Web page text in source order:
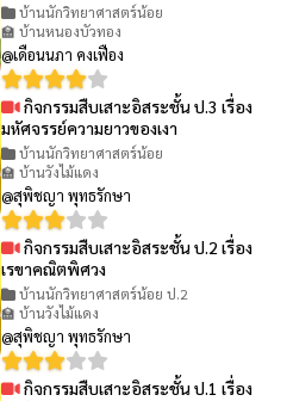
บ้านนักวิทยาศาสตร์น้อย
🏫 บ้านหนองบัวทอง
@เดือนนภา คงเฟือง
กิจกรรมสืบเสาะอิสระชั้น ป.3 เรื่อง
มหัศจรรย์ความยาวของเงา
บ้านนักวิทยาศาสตร์น้อย
🏫 บ้านวังไม้แดง
@สุพิชญา พุทธรักษา
กิจกรรมสืบเสาะอิสระชั้น ป.2 เรื่อง
เรขาคณิตพิศวง
บ้านนักวิทยาศาสตร์น้อย ป.2
🏫 บ้านวังไม้แดง
@สุพิชญา พุทธรักษา
กิจกรรมสืบเสาะอิสระชั้น ป.1 เรื่อง